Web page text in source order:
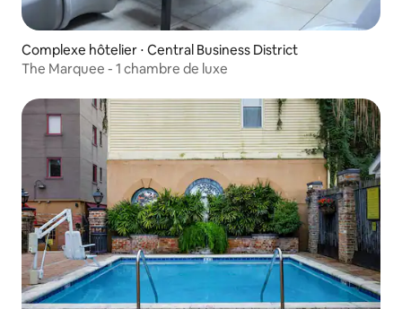
Complexe hôtelier ⋅ Central Business District
The Marquee - 1 chambre de luxe